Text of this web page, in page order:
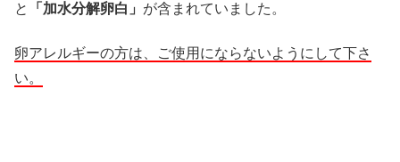
と 「加水分解卵白」 が含まれていました。
卵アレルギーの方は、ご使用にならないようにして下さ
い。